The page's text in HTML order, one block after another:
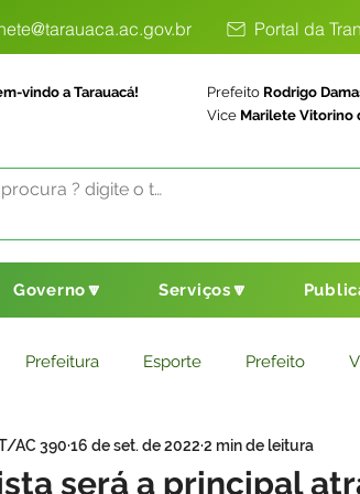
Portal da
vindo a Tarauacá! Prefeito Rodrigo
Vice Marilete Vitorino
Governo🔽 Serviços🔽
Prefeitura Esporte Prefeito
Saneamento Básico
será a principal
AC 390 16 de set. de 2022 2 min de leitura